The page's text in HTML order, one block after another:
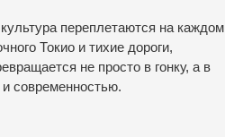
переплетаются на каждом
Токио и тихие дороги,
не просто в гонку, а в
современностью.